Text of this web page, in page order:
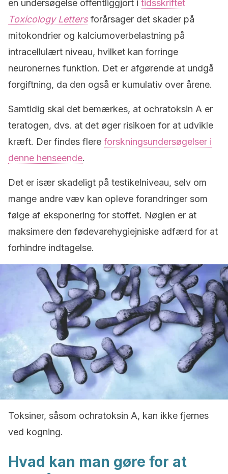
en undersøgelse offentliggjort i tidsskriftet
Toxicology Letters forårsager det skader på
mitokondrier og kalciumoverbelastning på
intracellulært niveau, hvilket kan forringe
neuronernes funktion. Det er afgørende at undgå
forgiftning, da den også er kumulativ over årene.
Samtidig skal det bemærkes, at ochratoksin A er
teratogen, dvs. at det øger risikoen for at udvikle
kræft. Der findes flere forskningsundersøgelser i
denne henseende.
Det er især skadeligt på testikelniveau, selv om
mange andre væv kan opleve forandringer som
følge af eksponering for stoffet. Nøglen er at
maksimere den fødevarehygiejniske adfærd for at
forhindre indtagelse.
Toksiner, såsom ochratoksin A, kan ikke fjernes
ved kogning.
Hvad kan man gøre for at